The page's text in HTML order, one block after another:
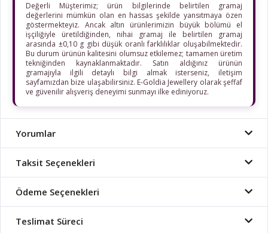
Değerli Müşterimiz; ürün bilgilerinde belirtilen gramaj
değerlerini mümkün olan en hassas şekilde yansıtmaya özen
göstermekteyiz. Ancak altın ürünlerimizin büyük bölümü el
işçiliğiyle üretildiğinden, nihai gramaj ile belirtilen gramaj
arasında ±0,10 g gibi düşük oranlı farklılıklar oluşabilmektedir.
Bu durum ürünün kalitesini olumsuz etkilemez; tamamen üretim
tekniğinden kaynaklanmaktadır. Satın aldığınız ürünün
gramajıyla ilgili detaylı bilgi almak isterseniz, iletişim
sayfamızdan bize ulaşabilirsiniz. E-Goldia Jewellery olarak şeffaf
ve güvenilir alışveriş deneyimi sunmayı ilke ediniyoruz.
Yorumlar
Taksit Seçenekleri
Ödeme Seçenekleri
Teslimat Süreci